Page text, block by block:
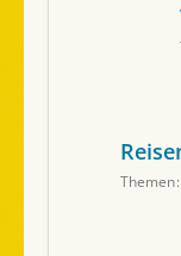
Themen